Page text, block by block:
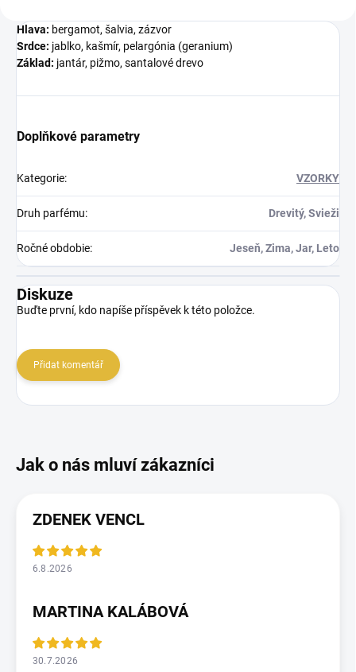
Hlava: bergamot, šalvia, zázvor
Srdce: jablko, kašmír, pelargónia (geranium)
Základ: jantár, pižmo, santalové drevo
Doplňkové parametry
Kategorie: VZORKY
Druh parfému: Drevitý, Svieži
Ročné obdobie: Jeseň, Zima, Jar, Leto
Diskuze
Buďte první, kdo napíše příspěvek k této položce.
Přidat komentář
ZDENEK VENCL
6.8.2026
MARTINA KALÁBOVÁ
30.7.2026